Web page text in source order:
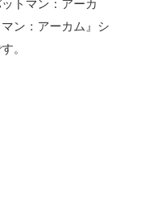
ン：アーカム』シ
。